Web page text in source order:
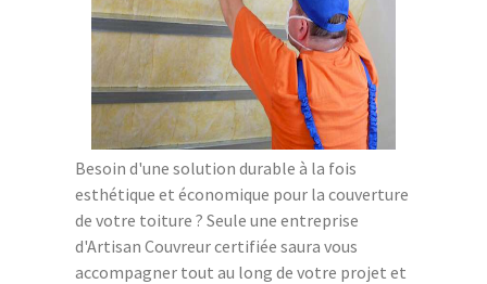
Besoin d'une solution durable à la fois
esthétique et économique pour la couverture
de votre toiture ? Seule une entreprise
d'Artisan Couvreur certifiée saura vous
accompagner tout au long de votre projet et